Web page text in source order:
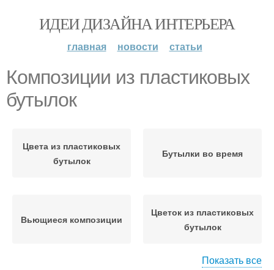
ИДЕИ ДИЗАЙНА ИНТЕРЬЕРА
главная новости статьи
Композиции из пластиковых
бутылок
Цвета из пластиковых
бутылок
Бутылки во время
Вьющиеся композиции
Цветок из пластиковых
бутылок
Показать все